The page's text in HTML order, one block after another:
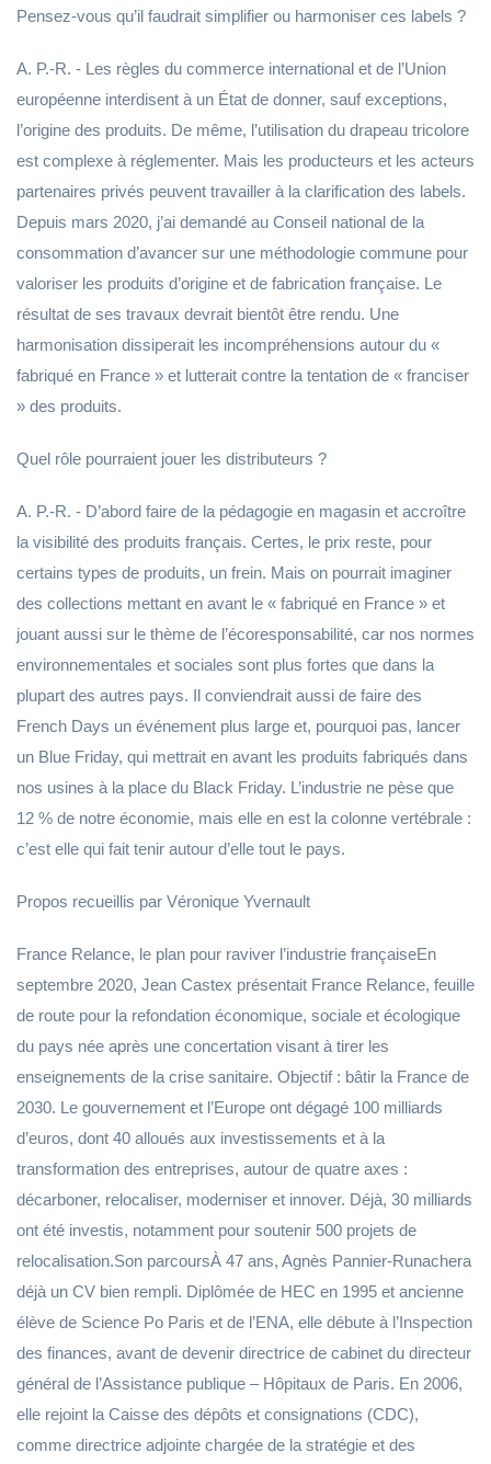
Pensez-vous qu’il faudrait simplifier ou harmoniser ces labels ?
A. P.-R. - Les règles du commerce international et de l’Union
européenne interdisent à un État de donner, sauf exceptions,
l’origine des produits. De même, l’utilisation du drapeau tricolore
est complexe à réglementer. Mais les producteurs et les acteurs
partenaires privés peuvent travailler à la clarification des labels.
Depuis mars 2020, j’ai demandé au Conseil national de la
consommation d’avancer sur une méthodologie commune pour
valoriser les produits d’origine et de fabrication française. Le
résultat de ses travaux devrait bientôt être rendu. Une
harmonisation dissiperait les incompréhensions autour du «
fabriqué en France » et lutterait contre la tentation de « franciser
» des produits.
Quel rôle pourraient jouer les distributeurs ?
A. P.-R. - D’abord faire de la pédagogie en magasin et accroître
la visibilité des produits français. Certes, le prix reste, pour
certains types de produits, un frein. Mais on pourrait imaginer
des collections mettant en avant le « fabriqué en France » et
jouant aussi sur le thème de l’écoresponsabilité, car nos normes
environnementales et sociales sont plus fortes que dans la
plupart des autres pays. Il conviendrait aussi de faire des
French Days un événement plus large et, pourquoi pas, lancer
un Blue Friday, qui mettrait en avant les produits fabriqués dans
nos usines à la place du Black Friday. L’industrie ne pèse que
12 % de notre économie, mais elle en est la colonne vertébrale :
c’est elle qui fait tenir autour d’elle tout le pays.
Propos recueillis par Véronique Yvernault
France Relance, le plan pour raviver l’industrie françaiseEn
septembre 2020, Jean Castex présentait France Relance, feuille
de route pour la refondation économique, sociale et écologique
du pays née après une concertation visant à tirer les
enseignements de la crise sanitaire. Objectif : bâtir la France de
2030. Le gouvernement et l’Europe ont dégagé 100 milliards
d’euros, dont 40 alloués aux investissements et à la
transformation des entreprises, autour de quatre axes :
décarboner, relocaliser, moderniser et innover. Déjà, 30 milliards
ont été investis, notamment pour soutenir 500 projets de
relocalisation.Son parcoursÀ 47 ans, Agnès Pannier-Runachera
déjà un CV bien rempli. Diplômée de HEC en 1995 et ancienne
élève de Science Po Paris et de l’ENA, elle débute à l’Inspection
des finances, avant de devenir directrice de cabinet du directeur
général de l’Assistance publique – Hôpitaux de Paris. En 2006,
elle rejoint la Caisse des dépôts et consignations (CDC),
comme directrice adjointe chargée de la stratégie et des